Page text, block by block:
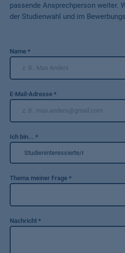
passende Ansprechperson weiter.
der Studienwahl und im
Name *
E-Mail-Adresse *
Ich bin... *
Thema meiner Frage *
Nachricht *